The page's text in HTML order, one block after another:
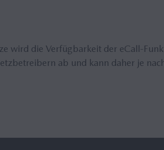
wird die Verfügbarkeit der eCall-
ab und kann daher je